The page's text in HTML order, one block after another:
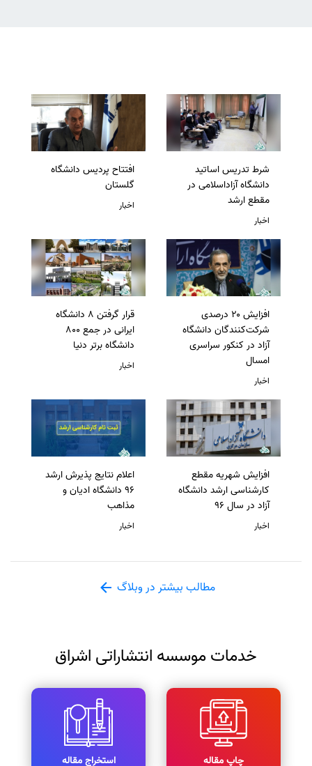
شرط تدریس اساتید
دانشگاه آزاداسلامی در
مقطع ارشد
اخبار
افتتاح پردیس دانشگاه
گلستان
اخبار
افزایش ۲۰ درصدی
شرکت‌کنندگان دانشگاه
آزاد در کنکور سراسری
امسال
اخبار
قرار گرفتن 8 دانشگاه
ایرانی در جمع 800
دانشگاه برتر دنیا
اخبار
افزایش شهریه مقطع
کارشناسی ارشد دانشگاه
آزاد در سال 96
اخبار
اعلام نتایج پذیرش ارشد
96 دانشگاه ادیان و
مذاهب
اخبار
مطالب بیشتر در وبلاگ
خدمات موسسه انتشاراتی اشراق
چاپ مقاله استخراج مقاله